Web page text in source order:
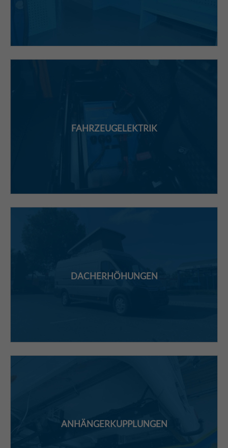
FAHRZEUGELEKTRIK
DACHERHÖHUNGEN
ANHÄNGERKUPPLUNGEN